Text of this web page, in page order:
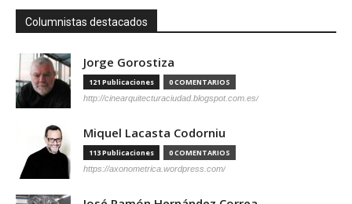
Columnistas destacados
Jorge Gorostiza
121 Publicaciones 0 COMENTARIOS
http://cinearquitecturaciudad.blogspot.com.es/
Miquel Lacasta Codorniu
113 Publicaciones 0 COMENTARIOS
https://axonometrica.wordpress.com/